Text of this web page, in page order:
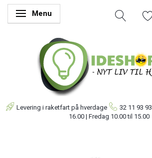
Skifte navigation
Menu
Levering i raketfart på hverdage 32 11 93 93
16.00 | Fredag 10.00 til 15.00